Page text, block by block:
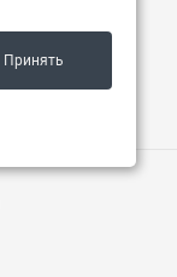
Принять